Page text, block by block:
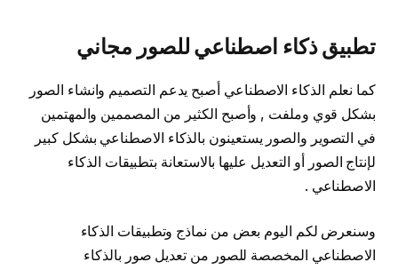
تطبيق ذكاء اصطناعي للصور مجاني
كما نعلم الذكاء الاصطناعي أصبح يدعم التصميم وانشاء الصور
بشكل قوي وملفت , وأصبح الكثير من المصممين والمهتمين
في التصوير والصور يستعينون بالذكاء الاصطناعي بشكل كبير
لإنتاج الصور أو التعديل عليها بالاستعانة بتطبيقات الذكاء
الاصطناعي .
وسنعرض لكم اليوم بعض من نماذج وتطبيقات الذكاء
الاصطناعي المخصصة للصور من تعديل صور بالذكاء